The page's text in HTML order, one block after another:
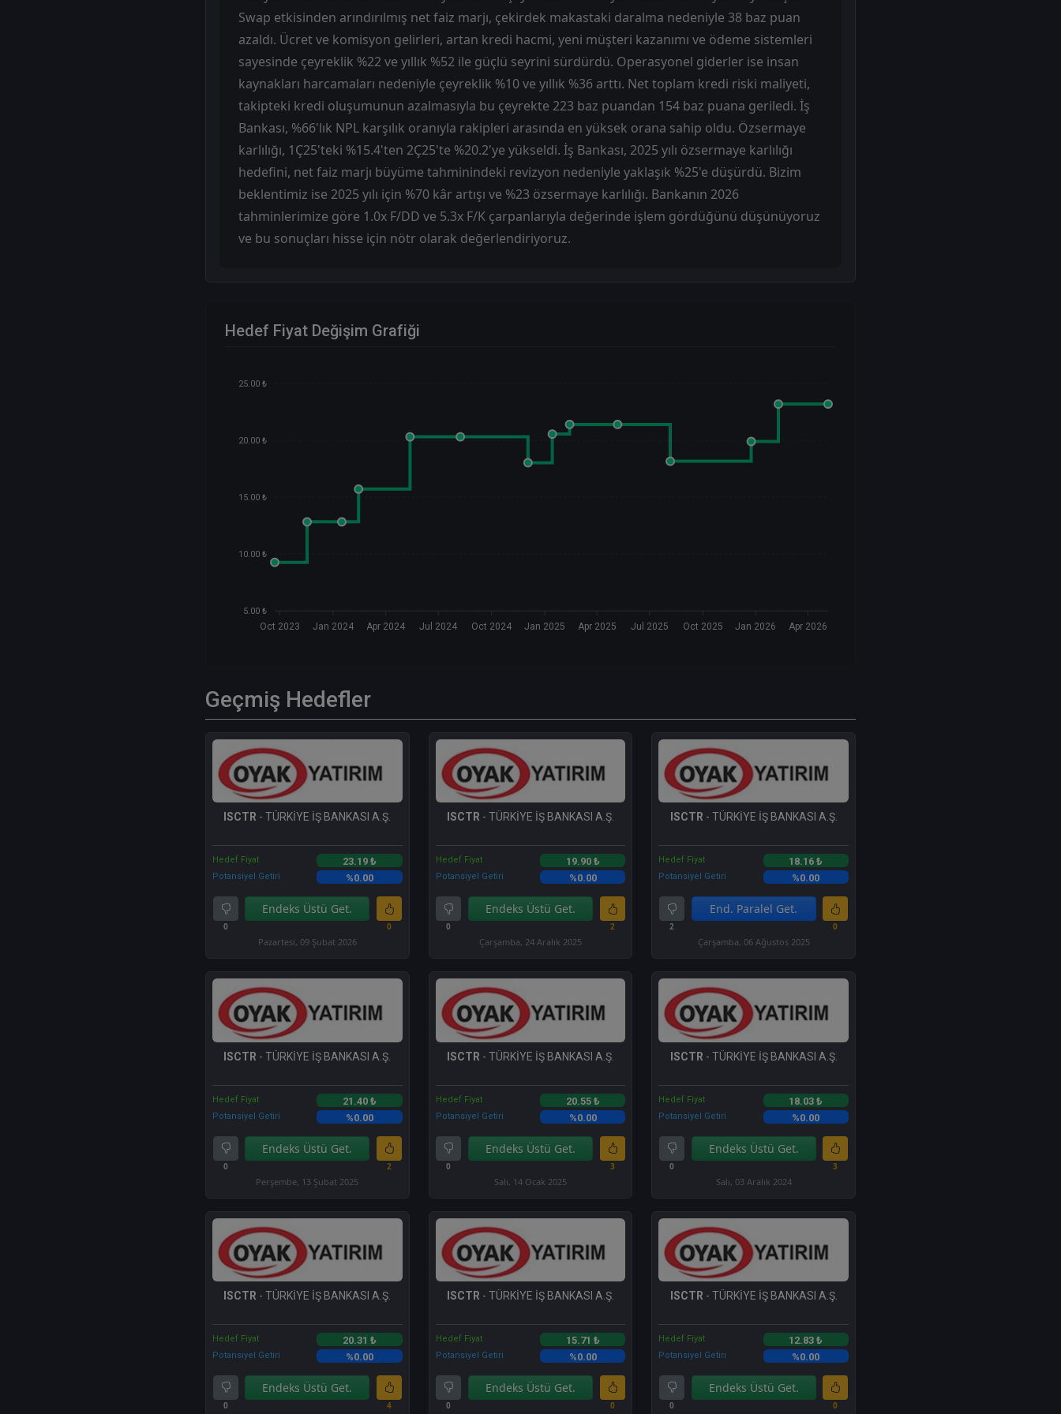
Swap etkisinden arındırılmış net faiz marjı, çekirdek makastaki daralma nedeniyle 38 baz puan
azaldı. Ücret ve komisyon gelirleri, artan kredi hacmi, yeni müşteri kazanımı ve ödeme sistemleri
sayesinde çeyreklik %22 ve yıllık %52 ile güçlü seyrini sürdürdü. Operasyonel giderler ise insan
kaynakları harcamaları nedeniyle çeyreklik %10 ve yıllık %36 arttı. Net toplam kredi riski maliyeti,
takipteki kredi oluşumunun azalmasıyla bu çeyrekte 223 baz puandan 154 baz puana geriledi. İş
Bankası, %66'lık NPL karşılık oranıyla rakipleri arasında en yüksek orana sahip oldu. Özsermaye
karlılığı, 1Ç25'teki %15.4'ten 2Ç25'te %20.2'ye yükseldi. İş Bankası, 2025 yılı özsermaye karlılığı
hedefini, net faiz marjı büyüme tahminindeki revizyon nedeniyle yaklaşık %25'e düşürdü. Bizim
beklentimiz ise 2025 yılı için %70 kâr artışı ve %23 özsermaye karlılığı. Bankanın 2026
tahminlerimize göre 1.0x F/DD ve 5.3x F/K çarpanlarıyla değerinde işlem gördüğünü düşünüyoruz
ve bu sonuçları hisse için nötr olarak değerlendiriyoruz.
Hedef Fiyat Değişim Grafiği
25.00 ₺
20.00 ₺
15.00 ₺
10.00 ₺
5.00 ₺
Oct 2023 Jan 2024 Apr 2024 Jul 2024 Oct 2024 Jan 2025 Apr 2025 Jul 2025 Oct 2025 Jan 2026 Apr 2026
Geçmiş Hedefler
ISCTR - TÜRKİYE İŞ BANKASI A.Ş.
Hedef Fiyat 23.19 ₺
Potansiyel Getiri %0.00
0
Endeks Üstü Get.
0
Pazartesi, 09 Şubat 2026
ISCTR - TÜRKİYE İŞ BANKASI A.Ş.
Hedef Fiyat 19.90 ₺
Potansiyel Getiri %0.00
0
Endeks Üstü Get.
2
Çarşamba, 24 Aralık 2025
ISCTR - TÜRKİYE İŞ BANKASI A.Ş.
Hedef Fiyat 18.16 ₺
Potansiyel Getiri %0.00
2
End. Paralel Get.
0
Çarşamba, 06 Ağustos 2025
ISCTR - TÜRKİYE İŞ BANKASI A.Ş.
Hedef Fiyat 21.40 ₺
Potansiyel Getiri %0.00
0
Endeks Üstü Get.
2
Perşembe, 13 Şubat 2025
ISCTR - TÜRKİYE İŞ BANKASI A.Ş.
Hedef Fiyat 20.55 ₺
Potansiyel Getiri %0.00
0
Endeks Üstü Get.
3
Salı, 14 Ocak 2025
ISCTR - TÜRKİYE İŞ BANKASI A.Ş.
Hedef Fiyat 18.03 ₺
Potansiyel Getiri %0.00
0
Endeks Üstü Get.
3
Salı, 03 Aralık 2024
ISCTR - TÜRKİYE İŞ BANKASI A.Ş.
Hedef Fiyat 20.31 ₺
Potansiyel Getiri %0.00
0
Endeks Üstü Get.
4
ISCTR - TÜRKİYE İŞ BANKASI A.Ş.
Hedef Fiyat 15.71 ₺
Potansiyel Getiri %0.00
0
Endeks Üstü Get.
0
ISCTR - TÜRKİYE İŞ BANKASI A.Ş.
Hedef Fiyat 12.83 ₺
Potansiyel Getiri %0.00
0
Endeks Üstü Get.
0